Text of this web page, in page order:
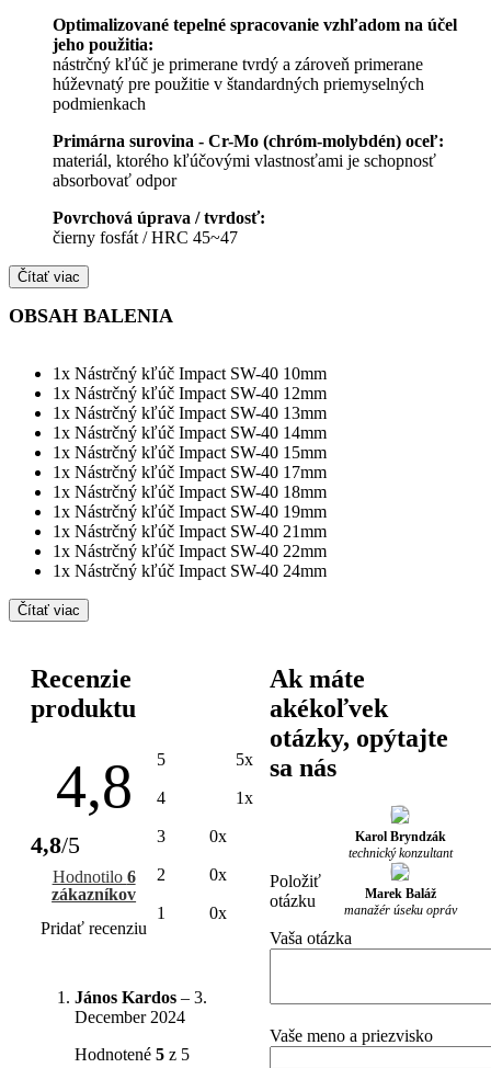
Optimalizované tepelné spracovanie vzhľadom na účel
jeho použitia:
nástrčný kľúč je primerane tvrdý a zároveň primerane
húževnatý pre použitie v štandardných priemyselných
podmienkach
Primárna surovina - Cr-Mo (chróm-molybdén) oceľ:
materiál, ktorého kľúčovými vlastnosťami je schopnosť
absorbovať odpor
Povrchová úprava / tvrdosť:
čierny fosfát / HRC 45~47
Čítať viac
OBSAH BALENIA
1x Nástrčný kľúč Impact SW-40 10mm
1x Nástrčný kľúč Impact SW-40 12mm
1x Nástrčný kľúč Impact SW-40 13mm
1x Nástrčný kľúč Impact SW-40 14mm
1x Nástrčný kľúč Impact SW-40 15mm
1x Nástrčný kľúč Impact SW-40 17mm
1x Nástrčný kľúč Impact SW-40 18mm
1x Nástrčný kľúč Impact SW-40 19mm
1x Nástrčný kľúč Impact SW-40 21mm
1x Nástrčný kľúč Impact SW-40 22mm
1x Nástrčný kľúč Impact SW-40 24mm
Čítať viac
Recenzie
produktu
4,8
4,8/5
Hodnotilo 6
zákazníkov
Pridať recenziu
5 5x
4 1x
3 0x
2 0x
1 0x
János Kardos – 3.
December 2024
Hodnotené 5 z 5
Ak máte
akékoľvek
otázky, opýtajte
sa nás
Karol Bryndzák
technický konzultant
Marek Baláž
manažér úseku opráv
Položiť
otázku
Vaša otázka
Vaše meno a priezvisko